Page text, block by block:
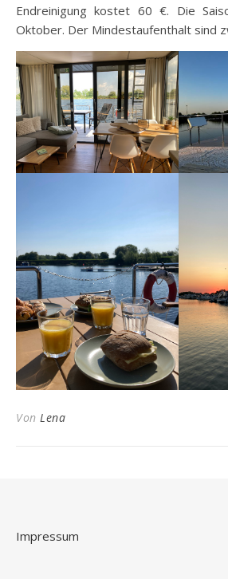
Endreinigung kostet 60 €. Die
Oktober. Der Mindestaufenthalt sind
Von Lena
Impressum